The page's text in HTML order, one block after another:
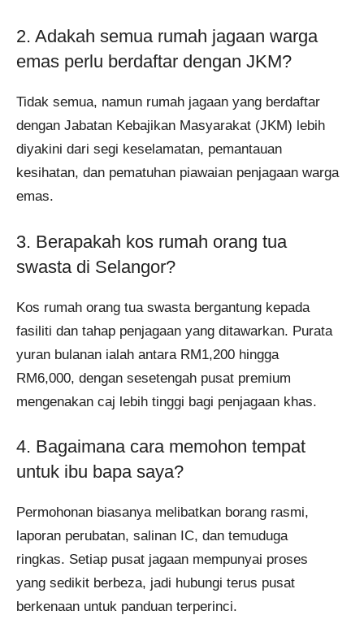
2. Adakah semua rumah jagaan warga
emas perlu berdaftar dengan JKM?
Tidak semua, namun rumah jagaan yang berdaftar
dengan Jabatan Kebajikan Masyarakat (JKM) lebih
diyakini dari segi keselamatan, pemantauan
kesihatan, dan pematuhan piawaian penjagaan warga
emas.
3. Berapakah kos rumah orang tua
swasta di Selangor?
Kos rumah orang tua swasta bergantung kepada
fasiliti dan tahap penjagaan yang ditawarkan. Purata
yuran bulanan ialah antara RM1,200 hingga
RM6,000, dengan sesetengah pusat premium
mengenakan caj lebih tinggi bagi penjagaan khas.
4. Bagaimana cara memohon tempat
untuk ibu bapa saya?
Permohonan biasanya melibatkan borang rasmi,
laporan perubatan, salinan IC, dan temuduga
ringkas. Setiap pusat jagaan mempunyai proses
yang sedikit berbeza, jadi hubungi terus pusat
berkenaan untuk panduan terperinci.